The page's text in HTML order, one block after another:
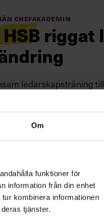
Om
funktioner för
information från din enhet
kombinera informationen
tjänster.
Chefakademin
riggat
ledarskapsträning
har gjort cheferna på